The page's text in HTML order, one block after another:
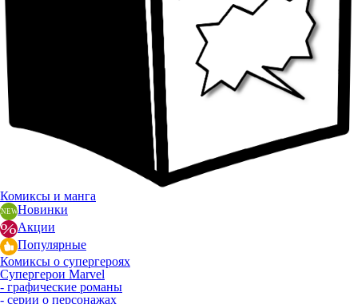
Комиксы и манга
Новинки
Акции
Популярные
Комиксы о супергероях
Супергерои Marvel
- графические романы
- серии о персонажах